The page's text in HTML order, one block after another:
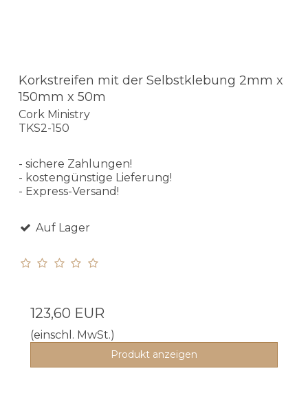
Korkstreifen mit der Selbstklebung 2mm x
150mm x 50m
Cork Ministry
TKS2-150
- sichere Zahlungen!
- kostengünstige Lieferung!
- Express-Versand!
Auf Lager
123,60 EUR
(einschl. MwSt.)
Produkt anzeigen